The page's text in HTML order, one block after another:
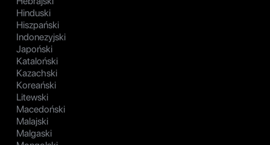
Hinduski
Hiszpański
Indonezyjski
Japoński
Kataloński
Kazachski
Koreański
Litewski
Macedoński
Malajski
Malgaski